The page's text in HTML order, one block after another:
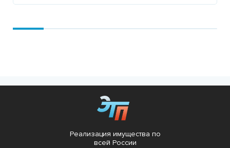
Реализация имущества по
всей России